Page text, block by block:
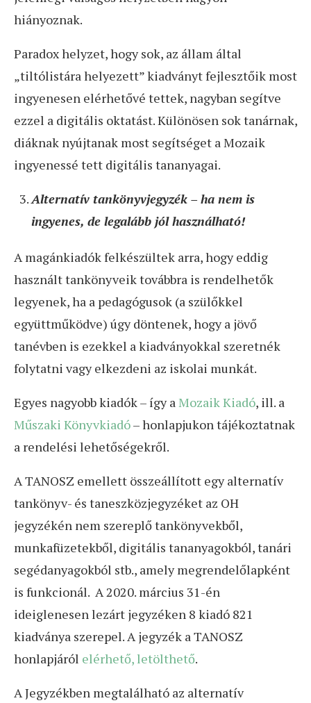
hiányoznak.
Paradox helyzet, hogy sok, az állam által
„tiltólistára helyezett” kiadványt fejlesztőik most
ingyenesen elérhetővé tettek, nagyban segítve
ezzel a digitális oktatást. Különösen sok tanárnak,
diáknak nyújtanak most segítséget a Mozaik
ingyenessé tett digitális tananyagai.
Alternatív tankönyvjegyzék – ha nem is
ingyenes, de legalább jól használható!
A magánkiadók felkészültek arra, hogy eddig
használt tankönyveik továbbra is rendelhetők
legyenek, ha a pedagógusok (a szülőkkel
együttműködve) úgy döntenek, hogy a jövő
tanévben is ezekkel a kiadványokkal szeretnék
folytatni vagy elkezdeni az iskolai munkát.
Egyes nagyobb kiadók – így aMozaik Kiadó, ill. a
Műszaki Könyvkiadó– honlapjukon tájékoztatnak
a rendelési lehetőségekről.
A TANOSZ emellett összeállított egy alternatív
tankönyv- és taneszközjegyzéket az OH
jegyzékén nem szereplő tankönyvekből,
munkafüzetekből, digitális tananyagokból, tanári
segédanyagokból stb., amely megrendelőlapként
is funkcionál. A 2020. március 31-én
ideiglenesen lezárt jegyzéken 8 kiadó 821
kiadványa szerepel. A jegyzék a TANOSZ
honlapjáról elérhető, letölthető.
A Jegyzékben megtalálható az alternatív